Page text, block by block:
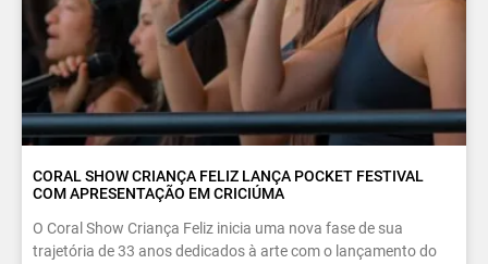
CORAL SHOW CRIANÇA FELIZ LANÇA POCKET FESTIVAL
COM APRESENTAÇÃO EM CRICIÚMA
O Coral Show Criança Feliz inicia uma nova fase de sua
trajetória de 33 anos dedicados à arte com o lançamento do